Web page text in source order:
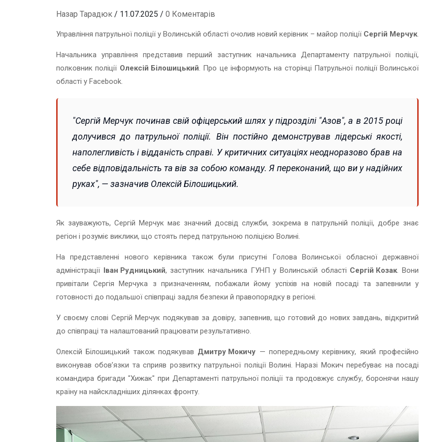
Назар Тарадюк / 11.07.2025 / 0 Коментарів
Управління патрульної поліції у Волинській області очолив новий керівник – майор поліції Сергій Мерчук.
Начальника управління представив перший заступник начальника Департаменту патрульної поліції,
полковник поліції Олексій Білошицький. Про це інформують на сторінці Патрульної поліції Волинської
області у Facebook.
"Сергій Мерчук починав свій офіцерський шлях у підрозділі "Азов", а в 2015 році
долучився до патрульної поліції. Він постійно демонстрував лідерські якості,
наполегливість і відданість справі. У критичних ситуаціях неодноразово брав на
себе відповідальність та вів за собою команду. Я переконаний, що ви у надійних
руках", — зазначив Олексій Білошицький.
Як зауважують, Сергій Мерчук має значний досвід служби, зокрема в патрульній поліції, добре знає
регіон і розуміє виклики, що стоять перед патрульною поліцією Волині.
На представленні нового керівника також були присутні Голова Волинської обласної державної
адміністрації Іван Рудницький, заступник начальника ГУНП у Волинській області Сергій Козак. Вони
привітали Сергія Мерчука з призначенням, побажали йому успіхів на новій посаді та запевнили у
готовності до подальшої співпраці задля безпеки й правопорядку в регіоні.
У своєму слові Сергій Мерчук подякував за довіру, запевнив, що готовий до нових завдань, відкритий
до співпраці та налаштований працювати результативно.
Олексій Білошицький також подякував Дмитру Мокичу — попередньому керівнику, який професійно
виконував обов’язки та сприяв розвитку патрульної поліції Волині. Наразі Мокич перебуває на посаді
командира бригади "Хижак" при Департаменті патрульної поліції та продовжує службу, боронячи нашу
країну на найскладніших ділянках фронту.